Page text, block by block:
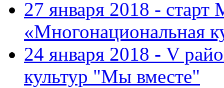
27 января 2018 - старт
«Многонациональная
24 января 2018 - V
культур "Мы вместе"